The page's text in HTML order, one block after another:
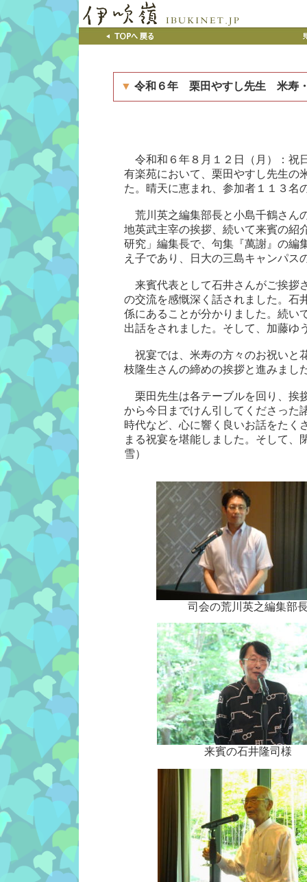
▼ 令和６年 栗田やすし先生 米寿
令和和 ６ 年８ 月 １２ 日（月）：祝
有楽苑において、栗田やすし先生の
た。晴天に恵まれ、参加者 １１３ 名
荒川英之編集部長と小島千鶴さん
地英武主宰の挨拶、続いて来賓の紹
研究」編集長で、句集『萬謝』の編
え子であり、日大の三島キャンパス
来賓代表として石井さんがご挨拶
の交流を感慨深く話されました。石
係にあることが分かりました。続い
出話をされました。そして、加藤ゆ
祝宴では、米寿の方々のお祝いと
枝隆生さんの締めの挨拶と進みまし
栗田先生は各テーブルを回り、挨
から今日までけん引してくださった
時代など、心に響く良いお話をたく
まる祝宴を堪能しました。そして、
雪）
司会の荒川英之編集部
来賓の石井隆司様